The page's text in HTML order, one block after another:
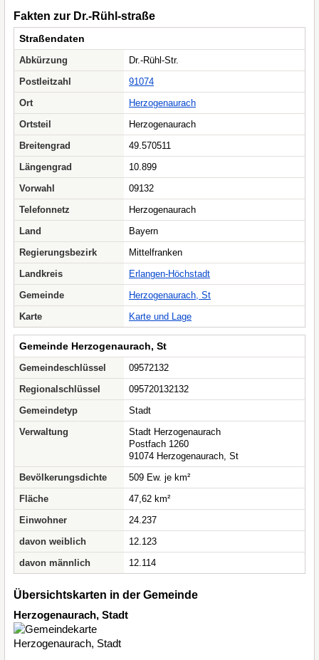
Fakten zur Dr.-Rühl-straße
Straßendaten
Abkürzung
Dr.-Rühl-Str.
Postleitzahl
91074
Ort
Herzogenaurach
Ortsteil
Herzogenaurach
Breitengrad
49.570511
Längengrad
10.899
Vorwahl
09132
Telefonnetz
Herzogenaurach
Land
Bayern
Regierungsbezirk
Mittelfranken
Landkreis
Erlangen-Höchstadt
Gemeinde
Herzogenaurach, St
Karte
Karte und Lage
Gemeinde Herzogenaurach, St
Gemeindeschlüssel
09572132
Regionalschlüssel
095720132132
Gemeindetyp
Stadt
Verwaltung
Stadt Herzogenaurach
Postfach 1260
91074 Herzogenaurach, St
Bevölkerungsdichte
509 Ew. je km²
Fläche
47,62 km²
Einwohner
24.237
davon weiblich
12.123
davon männlich
12.114
Übersichtskarten in der Gemeinde
Herzogenaurach, Stadt